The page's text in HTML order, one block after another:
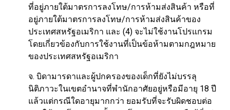
ที่อยู่ภายใต้มาตรการลงโทษ/การห้ามส่งสินค้า หรือที่
อยู่ภายใต้มาตรการลงโทษ/การห้ามส่งสินค้าของ
ประเทศสหรัฐอเมริกา และ (4) จะไม่ใช้งานโปรแกรม
โดยเกี่ยวข้องกับการใช้งานที่เป็นข้อห้ามตามกฎหมาย
ของประเทศสหรัฐอเมริกา
จ. บิดามารดาและผู้ปกครองของเด็กที่ยังไม่บรรลุ
นิติภาวะในเขตอำนาจที่พำนักอาศัยอยู่หรือมีอายุ 18 ปี
แล้วแต่กรณีใดอายุมากกว่า ยอมรับที่จะรับผิดชอบต่อ